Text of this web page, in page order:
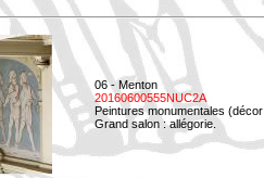
06 - Menton
20160600555NUC2A
Peintures monumentales
Grand salon : allégorie.